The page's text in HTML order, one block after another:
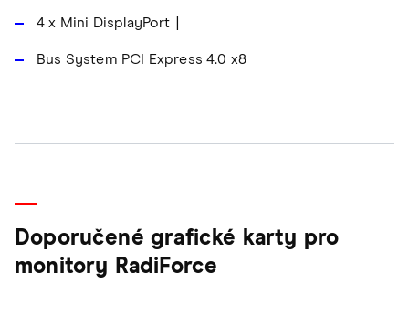
4 x Mini DisplayPort
Bus System PCI Express 4.0 x8
Doporučené grafické karty pro
monitory RadiForce